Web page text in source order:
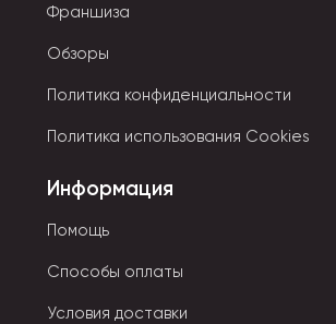
Франшиза
Обзоры
Политика конфиденциальности
Политика использования Cookies
Информация
Помощь
Способы оплаты
Условия доставки